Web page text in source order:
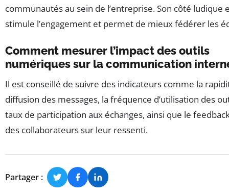
communautés au sein de l’entreprise. Son côté ludique
stimule l’engagement et permet de mieux fédérer les
Comment mesurer l’impact des outils
numériques sur la communication
Il est conseillé de suivre des indicateurs comme la
diffusion des messages, la fréquence d’utilisation des
taux de participation aux échanges, ainsi que le
des collaborateurs sur leur ressenti.
Partager :